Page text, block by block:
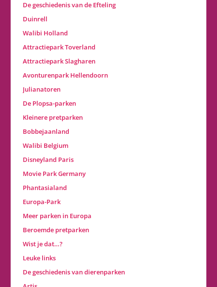
De geschiedenis van de Efteling
Duinrell
Walibi Holland
Attractiepark Toverland
Attractiepark Slagharen
Avonturenpark Hellendoorn
Julianatoren
De Plopsa-parken
Kleinere pretparken
Bobbejaanland
Walibi Belgium
Disneyland Paris
Movie Park Germany
Phantasialand
Europa-Park
Meer parken in Europa
Beroemde pretparken
Wist je dat…?
Leuke links
De geschiedenis van dierenparken